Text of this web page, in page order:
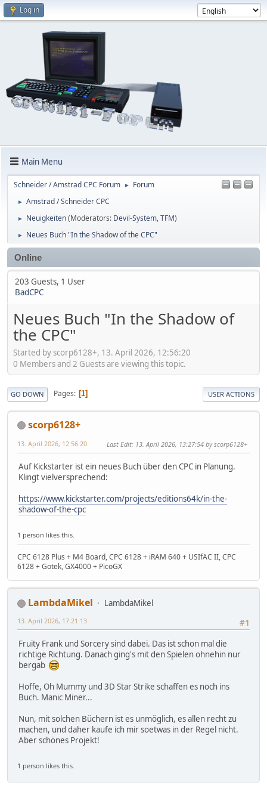
Log in
Main Menu
Schneider / Amstrad CPC Forum ► Forum
► Amstrad / Schneider CPC
► Neuigkeiten(Moderators: Devil-System,TFM)
► Neues Buch "In the Shadow of the CPC"
Online
203 Guests, 1 User
BadCPC
Neues Buch "In the Shadow of
the CPC"
Started by scorp6128+, 13. April 2026, 12:56:20
0 Members and 2 Guests are viewing this topic.
GO DOWN Pages 1 USER ACTIONS
scorp6128+
13. April 2026, 12:56:20 Last Edit: 13. April 2026, 13:27:54 by scorp6128+
Auf Kickstarter ist ein neues Buch über den CPC in Planung.
Klingt vielversprechend:
https://www.kickstarter.com/projects/editions64k/in-the-
shadow-of-the-cpc
1 person likes this.
CPC 6128 Plus + M4 Board, CPC 6128 + iRAM 640 + USIfAC II, CPC
6128 + Gotek, GX4000 + PicoGX
LambdaMikel
LambdaMikel
#1
13. April 2026, 17:21:13
Fruity Frank und Sorcery sind dabei. Das ist schon mal die
richtige Richtung. Danach ging's mit den Spielen ohnehin nur
bergab
Hoffe, Oh Mummy und 3D Star Strike schaffen es noch ins
Buch. Manic Miner...
Nun, mit solchen Büchern ist es unmöglich, es allen recht zu
machen, und daher kaufe ich mir soetwas in der Regel nicht.
Aber schönes Projekt!
1 person likes this.